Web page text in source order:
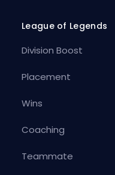
League of Legends
Division Boost
Placement
Wins
Coaching
Teammate